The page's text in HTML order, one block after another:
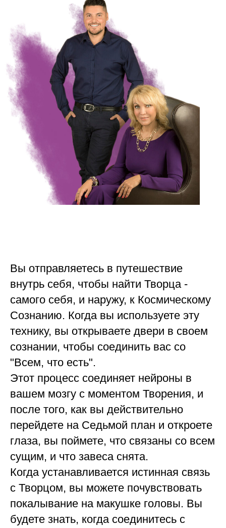
Вы отправляетесь в путешествие
внутрь себя, чтобы найти Творца -
самого себя, и наружу, к Космическому
Сознанию. Когда вы используете эту
технику, вы открываете двери в своем
сознании, чтобы соединить вас со
"Всем, что есть".
Этот процесс соединяет нейроны в
вашем мозгу с моментом Творения, и
после того, как вы действительно
перейдете на Седьмой план и откроете
глаза, вы поймете, что связаны со всем
сущим, и что завеса снята.
Когда устанавливается истинная связь
с Творцом, вы можете почувствовать
покалывание на макушке головы. Вы
будете знать, когда соединитесь с